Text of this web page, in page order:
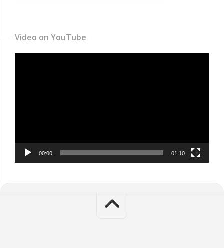
Video on YouTube
00:00 01:10